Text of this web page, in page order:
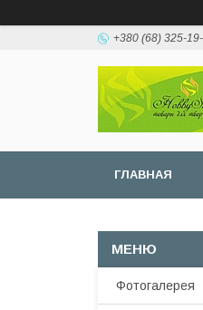
+380 (68) 325-
ГЛАВНАЯ
Фотогалерея